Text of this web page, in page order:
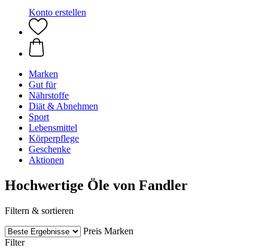
Konto erstellen
Marken
Gut für
Nährstoffe
Diät & Abnehmen
Sport
Lebensmittel
Körperpflege
Geschenke
Aktionen
Hochwertige Öle von Fandler
Filtern & sortieren
Preis Marken
Filter